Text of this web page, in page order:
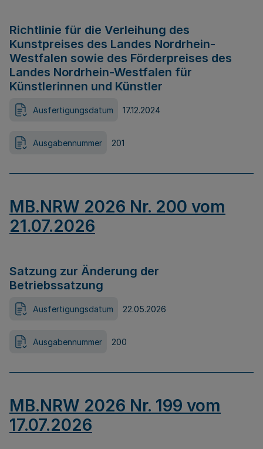
Richtlinie für die Verleihung des
Kunstpreises des Landes Nordrhein-
Westfalen sowie des Förderpreises des
Landes Nordrhein-Westfalen für
Künstlerinnen und Künstler
Ausfertigungsdatum 17.12.2024
Ausgabennummer 201
MB.NRW 2026 Nr. 200 vom
21.07.2026
Satzung zur Änderung der
Betriebssatzung
Ausfertigungsdatum 22.05.2026
Ausgabennummer 200
MB.NRW 2026 Nr. 199 vom
17.07.2026